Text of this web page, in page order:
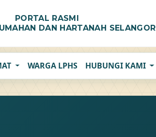
PORTAL RASMI
DAN HARTANAH SELANGOR
WARGA LPHS HUBUNGI KAMI